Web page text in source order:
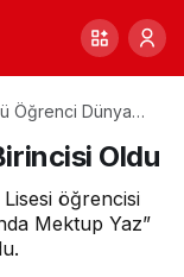
Öğrenci Dünya
Oldu
öğrencisi
Mektup Yaz”
0